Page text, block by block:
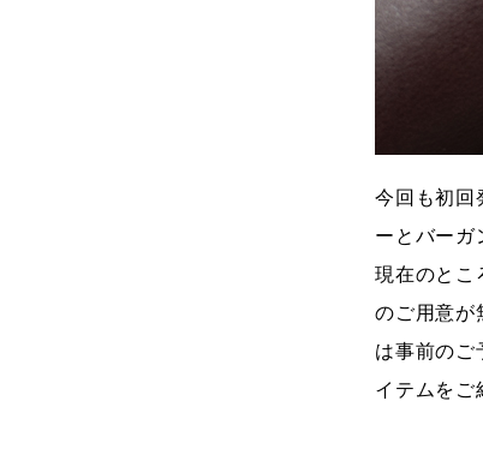
今回も初回
ーとバーガ
現在のとこ
のご用意が
は事前のご
イテムをご